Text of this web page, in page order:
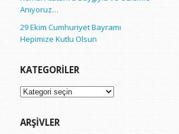
Anıyoruz…
29 Ekim Cumhuriyet Bayramı
Hepimize Kutlu Olsun
KATEGORILER
Kategoriler
ARŞIVLER